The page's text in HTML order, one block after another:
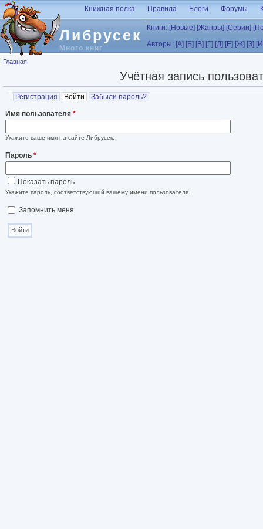
Перейти к основному содержанию
Либрусек
Много книг
Книжная полка Правила Блоги Форумы
Книги: [Новые] [Жанры] [Серии]
Авторы: [А] [Б] [В] [Г] [Д] [Е] [Ж] [З]
Вы здесь
Главная
Учётная запись
Главные вкладки
Регистрация Войти (активная вкладка)
Забыли пароль?
Имя пользователя *
Укажите ваше имя на сайте Либрусек.
Пароль *
Показать пароль
Укажите пароль, соответствующий вашему имени пользователя.
Запомнить меня